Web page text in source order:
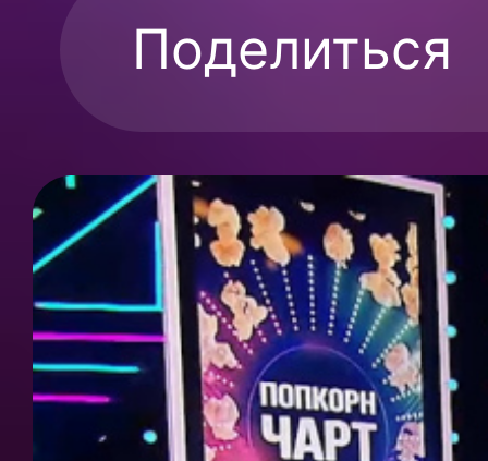
Поделиться